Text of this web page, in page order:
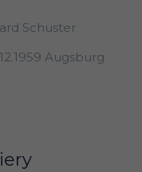
Schuster
Augsburg